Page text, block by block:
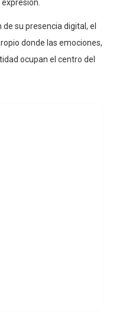
su presencia digital, el
donde las emociones,
ocupan el centro del